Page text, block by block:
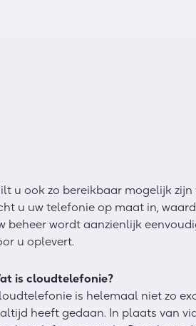
u ook zo bereikbaar mogelijk
u uw telefonie op maat in,
beheer wordt aanzienlijk
u oplevert.
is cloudtelefonie?
is helemaal niet zo
heeft gedaan. In plaats van